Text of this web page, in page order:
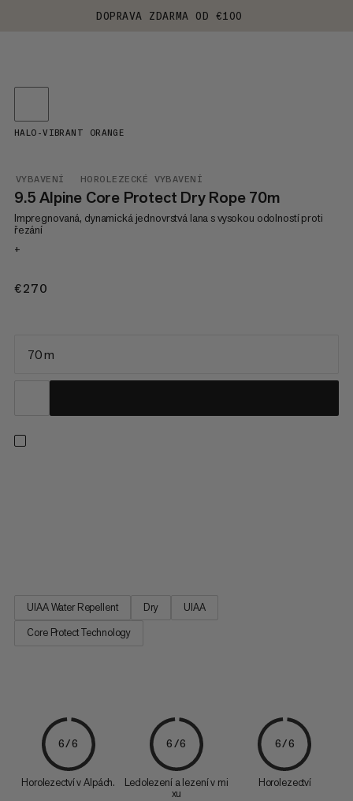
DOPRAVA ZDARMA OD €100
VYBAVENÍ HOROLEZECKÉ VYBAVENÍ
9.5 Alpine Core Protect Dry Rope 70m
Impregnovaná, dynamická jednovrstvá lana s vysokou odolností proti
řezání
+
€270
HALO-VIBRANT ORANGE
70 m
UIAA Water Repellent Dry
UIAA
Core Protect Technology
6/6
Horolezectví v Alpách.
6/6
Ledolezení a lezení v mi
xu
6/6
Horolezectví